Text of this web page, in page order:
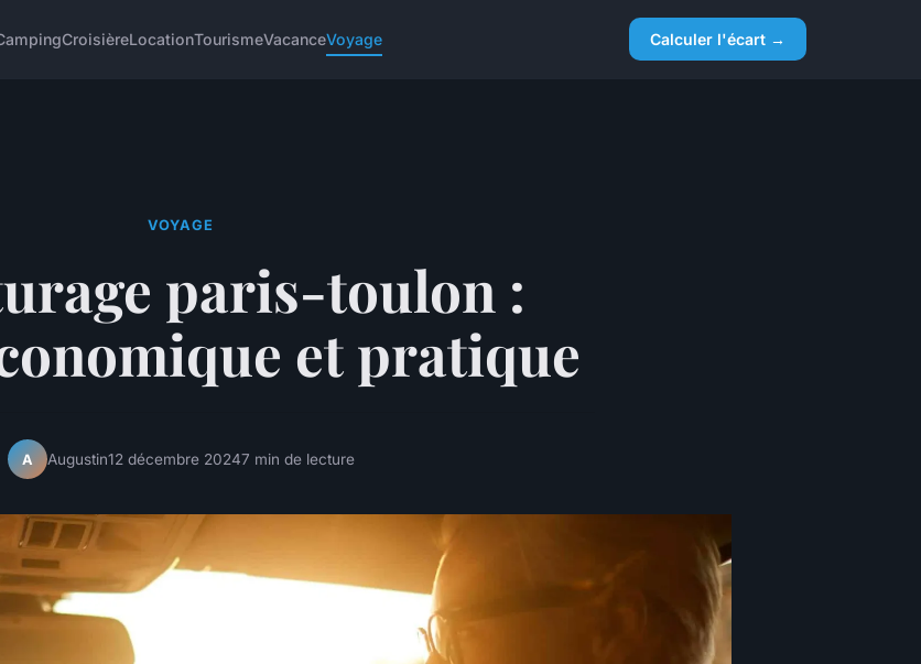
CroisièreLocationTourismeVacanceVoyage Calculer l'écart →
VOYAGE
paris-toulon :
et pratique
A Augustin12 décembre 20247 min de lecture